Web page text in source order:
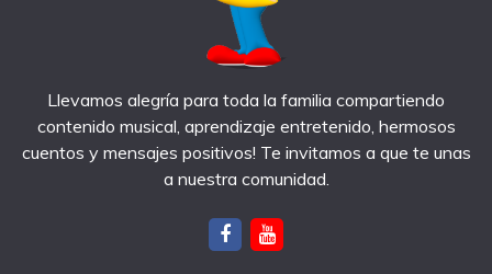
Llevamos alegría para toda la familia compartiendo
contenido musical, aprendizaje entretenido, hermosos
cuentos y mensajes positivos! Te invitamos a que te unas
a nuestra comunidad.